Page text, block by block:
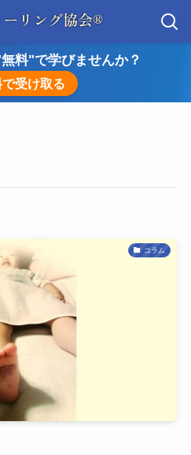
料"で学びませんか？
受け取る
コラム